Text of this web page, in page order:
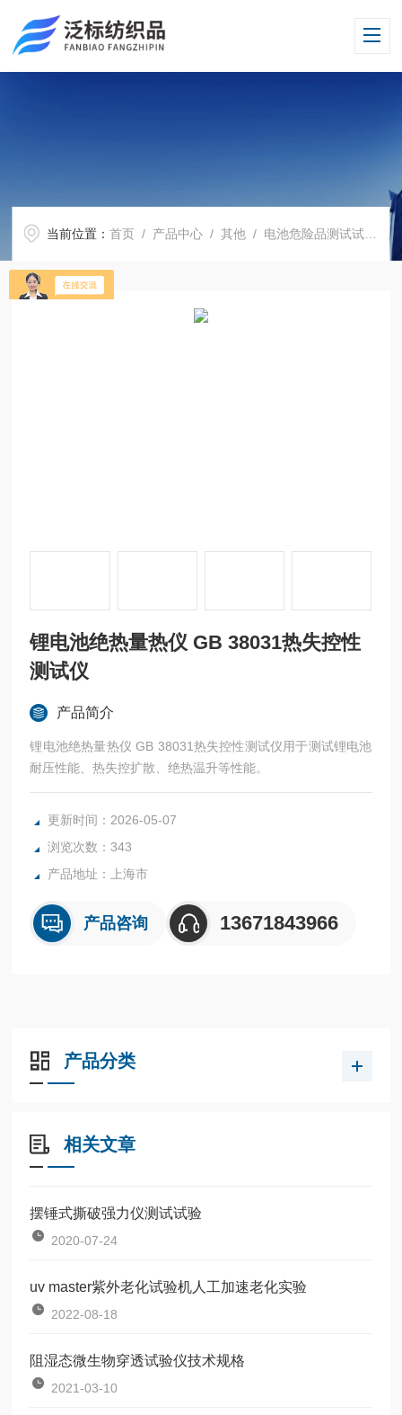
当前位置：首页 / 产品中心 /其他 / 电池危险品测试试验机 /
锂电池绝热量热仪 GB 38031热失控性
测试仪
产品简介
锂电池绝热量热仪 GB 38031热失控性测试仪用于测试锂电池
耐压性能、热失控扩散、绝热温升等性能。
更新时间：2026-05-07
浏览次数：343
产品地址：上海市
产品咨询 13671843966
产品分类
相关文章
摆锤式撕破强力仪测试试验
2020-07-24
uv master紫外老化试验机人工加速老化实验
2022-08-18
阻湿态微生物穿透试验仪技术规格
2021-03-10